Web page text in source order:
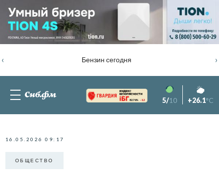
Бензин сегодня
‹ ›
82.76% -1.2 5/10 +26.1°C
16.05.2026 09:17
ОБЩЕСТВО